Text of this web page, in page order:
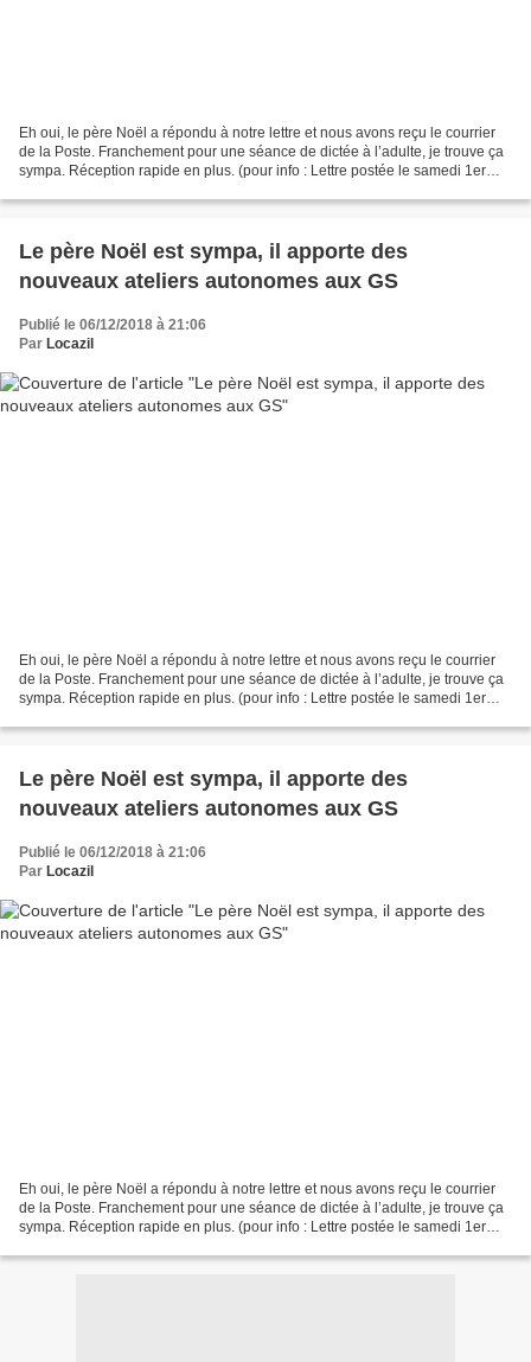
Eh oui, le père Noël a répondu à notre lettre et nous avons reçu le courrier
de la Poste. Franchement pour une séance de dictée à l’adulte, je trouve ça
sympa. Réception rapide en plus. (pour info : Lettre postée le samedi 1er
Le père Noël est sympa, il apporte des
nouveaux ateliers autonomes aux GS
Publié le 06/12/2018 à 21:06
Par Locazil
Eh oui, le père Noël a répondu à notre lettre et nous avons reçu le courrier
de la Poste. Franchement pour une séance de dictée à l’adulte, je trouve ça
sympa. Réception rapide en plus. (pour info : Lettre postée le samedi 1er
Le père Noël est sympa, il apporte des
nouveaux ateliers autonomes aux GS
Publié le 06/12/2018 à 21:06
Par Locazil
Eh oui, le père Noël a répondu à notre lettre et nous avons reçu le courrier
de la Poste. Franchement pour une séance de dictée à l’adulte, je trouve ça
sympa. Réception rapide en plus. (pour info : Lettre postée le samedi 1er